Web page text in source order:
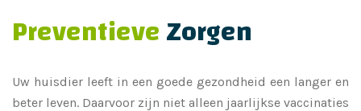
PreventieveZorgen
Uw huisdier leeft in een goede gezondheid een langer en
beter leven. Daarvoor zijn niet alleen jaarlijkse vaccinaties